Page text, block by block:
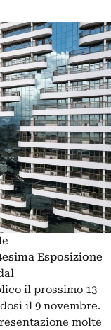
Esposizione
il prossimo 13
il 9 novembre.
molte